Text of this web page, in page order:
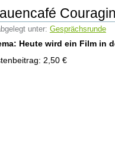
unter: Gesprächsrunde
Heute wird ein Film in
2,50 €